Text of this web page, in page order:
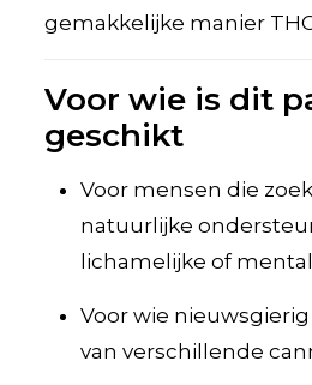
gemakkelijke manier
Voor wie is dit
geschikt
Voor mensen die
natuurlijke
lichamelijke of
Voor wie
van verschillende